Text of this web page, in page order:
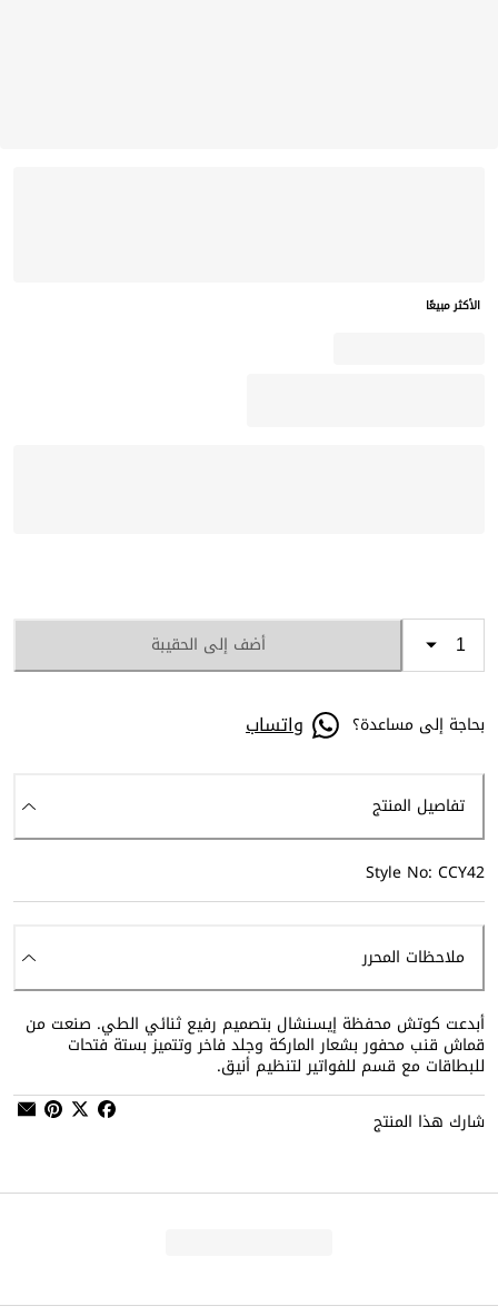
الأكثر مبيعًا
أضف إلى الحقيبة
بحاجة إلى مساعدة؟ واتساب
تفاصيل المنتج
Style No: CCY42
ملاحظات المحرر
أبدعت كوتش محفظة إيسنشال بتصميم رفيع ثنائي الطي. صنعت من
قماش قنب محفور بشعار الماركة وجلد فاخر وتتميز بستة فتحات
للبطاقات مع قسم للفواتير لتنظيم أنيق.
شارك هذا المنتج